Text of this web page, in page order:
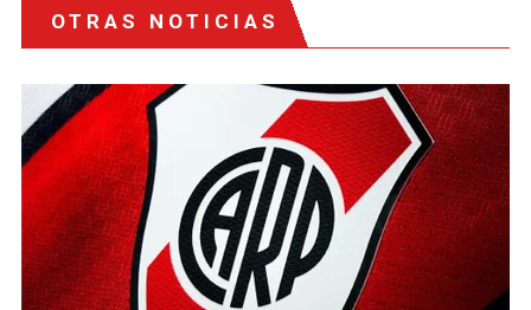
OTRAS NOTICIAS